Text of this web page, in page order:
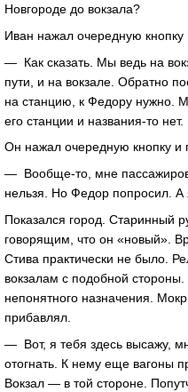
Новгороде до вокзала?
Иван нажал очередную кнопку
— Как сказать. Мы ведь на
пути, и на вокзале. Обратно
на станцию, к Федору нужно.
его станции и названия-то нет.
Он нажал очередную кнопку и
— Вообще-то, мне пассажиров
нельзя. Но Федор попросил. А
Показался город. Старинный
говорящим, что он «новый».
Стива практически не было.
вокзалам с подобной
непонятного назначения.
прибавлял.
— Вот, я тебя здесь высажу,
отогнать. К нему еще вагоны
Вокзал — в той стороне.